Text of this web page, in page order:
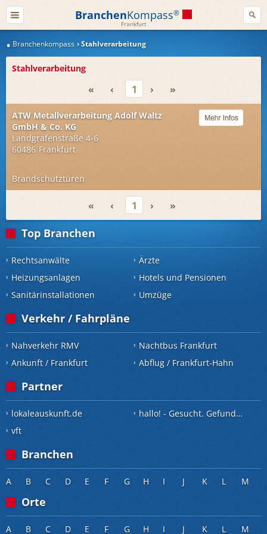
BranchenKompass®
Frankfurt
Branchenkompass Stahlverarbeitung
Stahlverarbeitung
« ‹ 1 › »
ATW Metallverarbeitung Adolf Waltz
GmbH & Co. KG
Landgrafenstraße 4-6
60486 Frankfurt
Brandschutztüren
« ‹ 1 › »
Top Branchen
Rechtsanwälte Ärzte
Heizungsanlagen
Hotels und Pensionen
Sanitärinstallationen
Umzüge
Verkehr / Fahrpläne
Nahverkehr RMV Nachtbus Frankfurt
Ankunft / Frankfurt
Abflug / Frankfurt-Hahn
Partner
lokaleauskunft.de hallo! - Gesucht. Gefunden.
vft
Branchen
A B C D E F G H I J K L M
Orte
A B C D E F G H I J K L M